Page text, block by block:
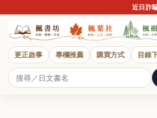
近日詐騙
更正啟事 專欄推薦 購買方式 目錄